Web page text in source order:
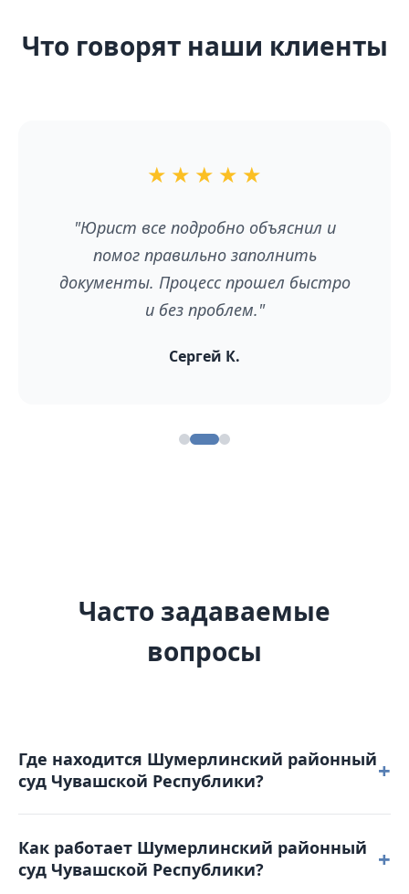
Что говорят наши клиенты
★ ★ ★ ★ ★
"Юрист все подробно объяснил и
помог правильно заполнить
документы. Процесс прошел быстро
и без проблем."
Сергей К.
Часто задаваемые
вопросы
Где находится Шумерлинский районный
суд Чувашской Республики?
+
Республики расположен по адресу: 429122,
Чувашская республика, г. Шумерля, ул. Щербакова,
Как работает Шумерлинский районный
суд Чувашской Республики?
+